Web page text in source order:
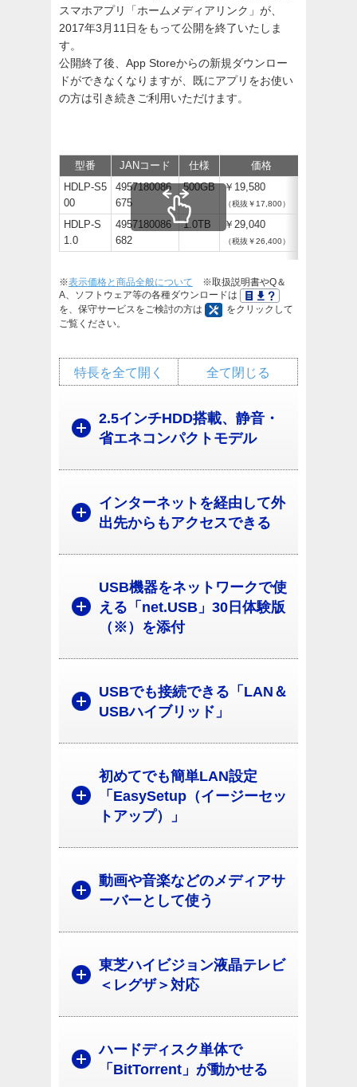
スマホアプリ「ホームメディアリンク」が、
2017年3月11日をもって公開を終了いたしま
す。
公開終了後、App Storeからの新規ダウンロー
ドができなくなりますが、既にアプリをお使い
の方は引き続きご利用いただけます。
型番 JANコード 仕様 価格
HDLP-S5
00
4957180086
675
500GB ￥19,580
（税抜￥17,800）
HDLP-S
1.0
4957180086
682
1.0TB ￥29,040
（税抜￥26,400）
※表示価格と商品全般について ※取扱説明書やQ＆
A、ソフトウェア等の各種ダウンロードは
を、保守サービスをご検討の方は
をクリックして
ご覧ください。
全て閉じる
特長を全て開く
2.5インチHDD搭載、静音・
省エネコンパクトモデル
インターネットを経由して外
出先からもアクセスできる
USB機器をネットワークで使
える「net.USB」30日体験版
（※）を添付
USBでも接続できる「LAN＆
USBハイブリッド」
初めてでも簡単LAN設定
「EasySetup（イージーセッ
トアップ）」
動画や音楽などのメディアサ
ーバーとして使う
東芝ハイビジョン液晶テレビ
＜レグザ＞対応
ハードディスク単体で
「BitTorrent」が動かせる